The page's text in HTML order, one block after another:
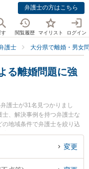
弁護士の方はこちら
す 閲覧履歴 マイリスト ログイン
護士 大分県で離婚・男女
る離婚問題に強
護士が31名見つかりまし
、解決事例を持つ弁護士な
地域条件で弁護士を絞り込
費、親権等の細かな分野で
庄総合法律事務所 別府支部
変更